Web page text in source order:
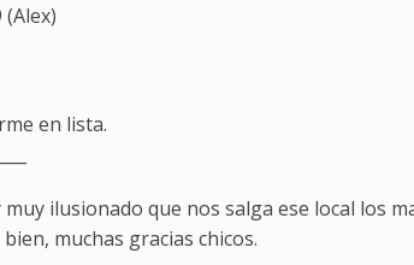
en lista.
ilusionado que nos salga ese local los
muchas gracias chicos.